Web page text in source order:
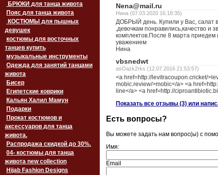
БРЮКИ для танца живота
Пояс для танца живота
девушек
костюмы для восточных
танцев купить
музыкальные инструменты
Одежда для занятий танцами
живота
Бисер
Египетские коврики
Кальян Халил Мамун
Подарки
Прокат костюмов и
аксессуаров для танца
живота.
Распродажа скидкой до 30%.
04- костюмы для танца
живота new collection
Hijab Fashion Designs
Nena@mail.ru
Нина (07.03.2020 16:18:35)
ДОБРЫЙ день. Купили у Вас, салат
,девочкам понравились,качество и
комплектов.После 8 марта
уважением
Нина
vbsnedwt
asOazk2rks (12.07.2016 21:53:57)
<a href=http://levitracoupon.cricket/
mobic.review/>mobic</a> <a
line</a> <a href=http://
Показать все отзывы (3) или
Есть вопросы?
Вы можете задать нам вопрос(ы) с
Имя:
Email